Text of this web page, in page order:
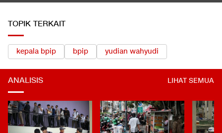
TOPIK TERKAIT
kepala bpip bpip yudian wahyudi
ANALISIS LIHAT SEMUA